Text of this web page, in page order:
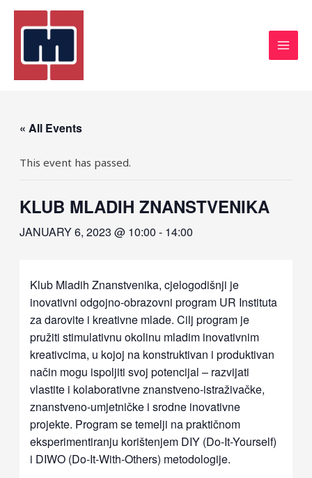
« All Events
This event has passed.
KLUB MLADIH ZNANSTVENIKA
JANUARY 6, 2023 @ 10:00 - 14:00
Klub Mladih Znanstvenika, cjelogodišnji je
inovativni odgojno-obrazovni program UR Instituta
za darovite i kreativne mlade. Cilj program je
pružiti stimulativnu okolinu mladim inovativnim
kreativcima, u kojoj na konstruktivan i produktivan
način mogu ispoljiti svoj potencijal – razvijati
vlastite i kolaborativne znanstveno-istraživačke,
znanstveno-umjetničke i srodne inovativne
projekte. Program se temelji na praktičnom
eksperimentiranju korištenjem DIY (Do-It-Yourself)
i DIWO (Do-It-With-Others) metodologije.